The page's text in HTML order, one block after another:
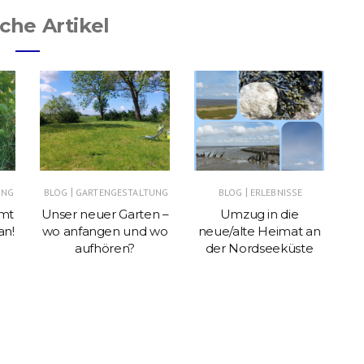
Artikel
BLOG | GARTENGESTALTUNG
Unser neuer Garten –
wo anfangen und wo
aufhören?
BLOG | ERLEBNISSE
Umzug in die
neue/alte Heimat an
der Nordseeküste